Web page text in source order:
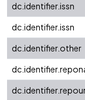
dc.identifier.issn
dc.identifier.issn
dc.identifier.other